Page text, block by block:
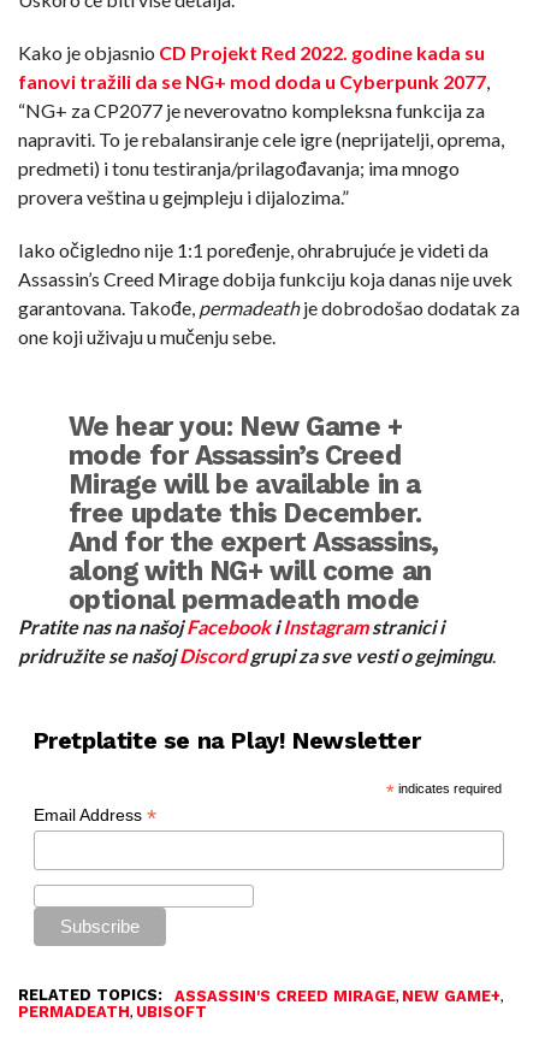
Kako je objasnio CD Projekt Red 2022. godine kada su
fanovi tražili da se NG+ mod doda u Cyberpunk 2077
“NG+ za CP2077 je neverovatno kompleksna funkcija za
napraviti. To je rebalansiranje cele igre (neprijatelji, oprema,
predmeti) i tonu testiranja/prilagođavanja; ima mnogo
provera veština u gejmpleju i dijalozima.”
Iako očigledno nije 1:1 poređenje, ohrabrujuće je videti da
Assassin’s Creed Mirage dobija funkciju koja danas nije uvek
garantovana. Takođe, permadeathje dobrodošao dodatak za
one koji uživaju u mučenju sebe.
We hear you: New Game +
mode for Assassin’s Creed
Mirage will be available in a
free update this December.
And for the expert Assassins,
along with NG+ will come an
optional permadeath mode
also available across all
difficulties!
pic.twitter.com/Uwq23pK8mY
— Assassin's Creed (@assassinscreed)
Pratite nas na našojFacebookiInstagramstranici i
pridružite se našojDiscordgrupi za sve vesti o gejmingu.
Pretplatite se na Play! Newsletter
*indicates required
Email Address *
RELATED TOPICS: ASSASSIN'S CREED MIRAGE, NEW GAME+,
PERMADEATH, UBISOFT